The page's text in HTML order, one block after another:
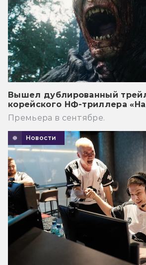
Вышел дублированный
корейского НФ-триллера
Премьера в сентябре.
Новости